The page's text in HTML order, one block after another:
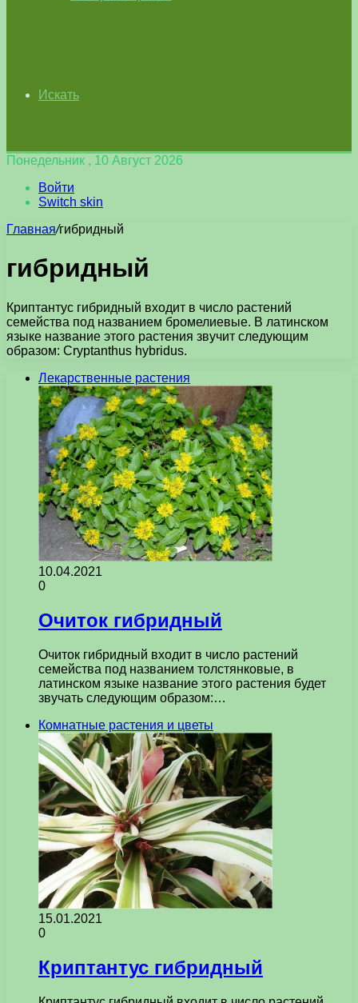
Искать
Понедельник , 10 Август 2026
Войти
Switch skin
Главная/гибридный
гибридный
Криптантус гибридный входит в число растений
семейства под названием бромелиевые. В латинском
языке название этого растения звучит следующим
образом: Cryptanthus hybridus.
Лекарственные растения
10.04.2021
0
Очиток гибридный
Очиток гибридный входит в число растений
семейства под названием толстянковые, в
латинском языке название этого растения будет
звучать следующим образом:…
Комнатные растения и цветы
15.01.2021
0
Криптантус гибридный